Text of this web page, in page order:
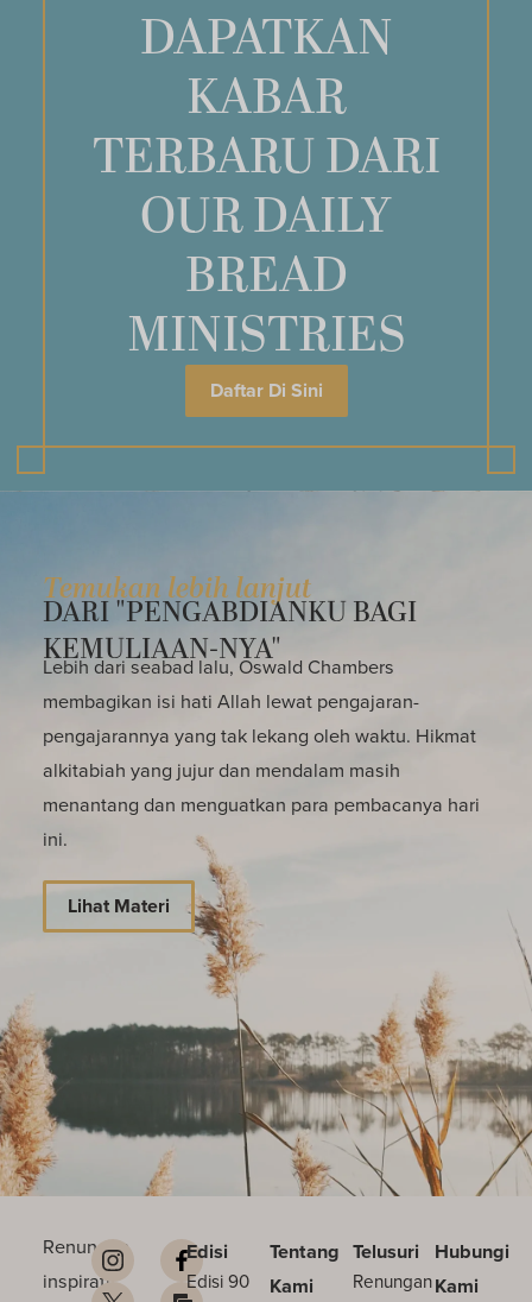
DAPATKAN
KABAR
TERBARU DARI
OUR DAILY
BREAD
MINISTRIES
Daftar Di Sini
Temukan lebih lanjut
DARI "PENGABDIANKU BAGI
KEMULIAAN-NYA"
Lebih dari seabad lalu, Oswald Chambers
membagikan isi hati Allah lewat pengajaran-
pengajarannya yang tak lekang oleh waktu. Hikmat
alkitabiah yang jujur dan mendalam masih
menantang dan menguatkan para pembacanya hari
ini.
Lihat Materi
Renungan
inspiratif
Edisi
Edisi 90
Tentang
Kami
Telusuri
Renungan
Hubungi
Kami